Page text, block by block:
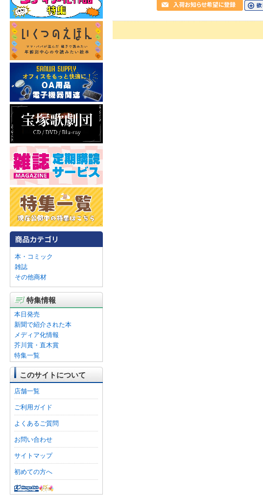
本・コミック
雑誌
その他商材
特集情報
本日発売
新聞で紹介された本
メディア化情報
芥川賞・直木賞
特集一覧
このサイトについて
店舗一覧
ご利用ガイド
よくあるご質問
お問い合わせ
サイトマップ
初めての方へ